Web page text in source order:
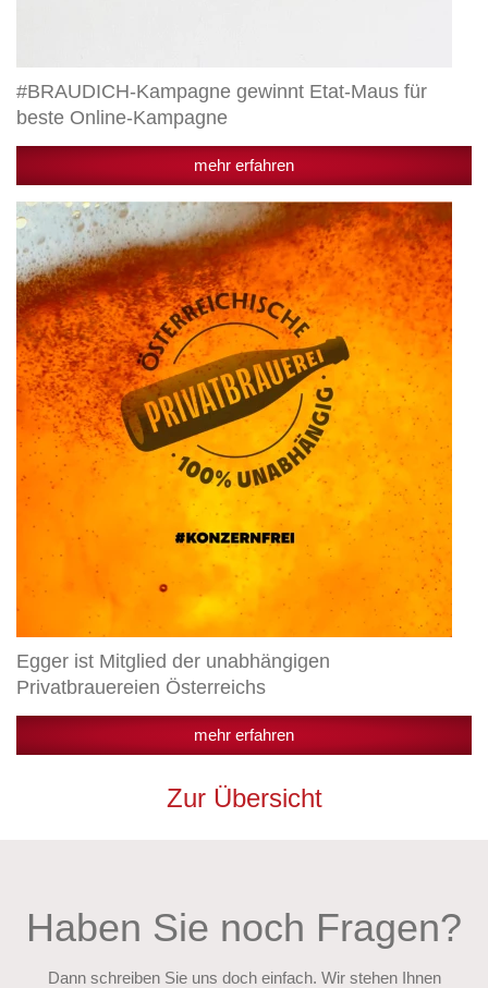
#BRAUDICH-Kampagne gewinnt Etat-Maus für
beste Online-Kampagne
mehr erfahren
Egger
ist
Mitglied
der
unabhängigen
Privatbrauereien
Österreichs
Egger ist Mitglied der unabhängigen
Privatbrauereien Österreichs
mehr erfahren
Zur Übersicht
Haben Sie noch Fragen?
Dann schreiben Sie uns doch einfach. Wir stehen Ihnen